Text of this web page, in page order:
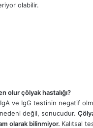
olabilir.
olur çölyak hastalığı?
ve IgG testinin negatif
nedeni değil, sonucudur.
olarak bilinmiyor. Kalıtsal